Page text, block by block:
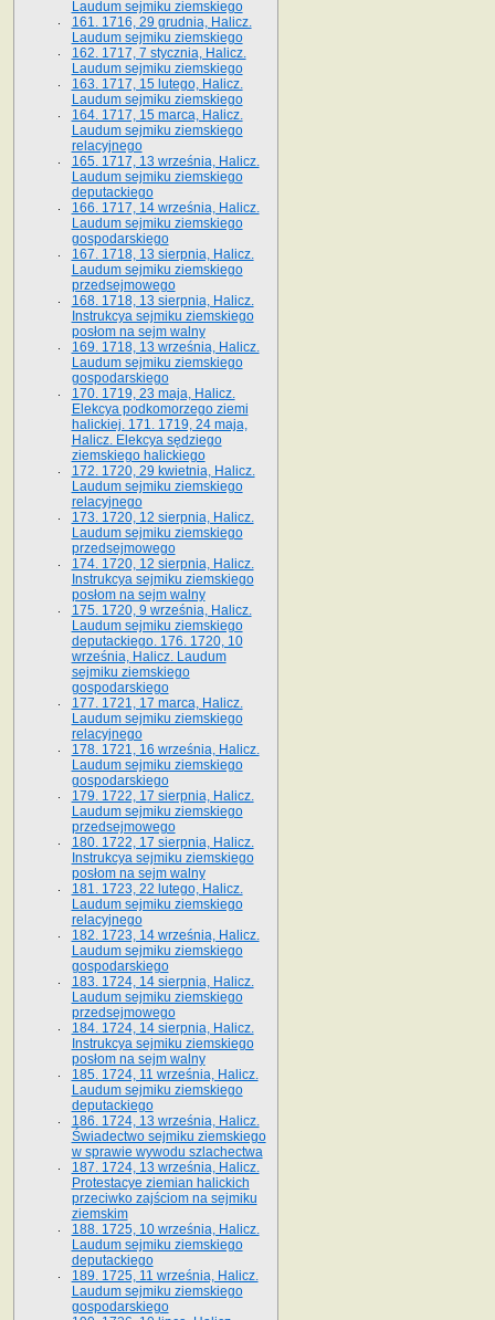
Laudum sejmiku ziemskiego
161. 1716, 29 grudnia, Halicz.
Laudum sejmiku ziemskiego
162. 1717, 7 stycznia, Halicz.
Laudum sejmiku ziemskiego
163. 1717, 15 lutego, Halicz.
Laudum sejmiku ziemskiego
164. 1717, 15 marca, Halicz.
Laudum sejmiku ziemskiego
relacyjnego
165. 1717, 13 września, Halicz.
Laudum sejmiku ziemskiego
deputackiego
166. 1717, 14 września, Halicz.
Laudum sejmiku ziemskiego
gospodarskiego
167. 1718, 13 sierpnia, Halicz.
Laudum sejmiku ziemskiego
przedsejmowego
168. 1718, 13 sierpnia, Halicz.
Instrukcya sejmiku ziemskiego
posłom na sejm walny
169. 1718, 13 września, Halicz.
Laudum sejmiku ziemskiego
gospodarskiego
170. 1719, 23 maja, Halicz.
Elekcya podkomorzego ziemi
halickiej. 171. 1719, 24 maja,
Halicz. Elekcya sędziego
ziemskiego halickiego
172. 1720, 29 kwietnia, Halicz.
Laudum sejmiku ziemskiego
relacyjnego
173. 1720, 12 sierpnia, Halicz.
Laudum sejmiku ziemskiego
przedsejmowego
174. 1720, 12 sierpnia, Halicz.
Instrukcya sejmiku ziemskiego
posłom na sejm walny
175. 1720, 9 września, Halicz.
Laudum sejmiku ziemskiego
deputackiego. 176. 1720, 10
września, Halicz. Laudum
sejmiku ziemskiego
gospodarskiego
177. 1721, 17 marca, Halicz.
Laudum sejmiku ziemskiego
relacyjnego
178. 1721, 16 września, Halicz.
Laudum sejmiku ziemskiego
gospodarskiego
179. 1722, 17 sierpnia, Halicz.
Laudum sejmiku ziemskiego
przedsejmowego
180. 1722, 17 sierpnia, Halicz.
Instrukcya sejmiku ziemskiego
posłom na sejm walny
181. 1723, 22 lutego, Halicz.
Laudum sejmiku ziemskiego
relacyjnego
182. 1723, 14 września, Halicz.
Laudum sejmiku ziemskiego
gospodarskiego
183. 1724, 14 sierpnia, Halicz.
Laudum sejmiku ziemskiego
przedsejmowego
184. 1724, 14 sierpnia, Halicz.
Instrukcya sejmiku ziemskiego
posłom na sejm walny
185. 1724, 11 września, Halicz.
Laudum sejmiku ziemskiego
deputackiego
186. 1724, 13 września, Halicz.
Świadectwo sejmiku ziemskiego
w sprawie wywodu szlachectwa
187. 1724, 13 września, Halicz.
Protestacye ziemian halickich
przeciwko zajściom na sejmiku
ziemskim
188. 1725, 10 września, Halicz.
Laudum sejmiku ziemskiego
deputackiego
189. 1725, 11 września, Halicz.
Laudum sejmiku ziemskiego
gospodarskiego